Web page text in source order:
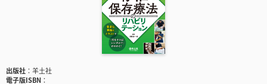
出版社
羊土社
電子版ISBN